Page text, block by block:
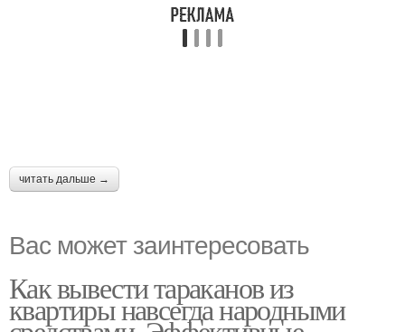
читать дальше →
Вас может заинтересовать
Как вывести тараканов из
квартиры навсегда народными